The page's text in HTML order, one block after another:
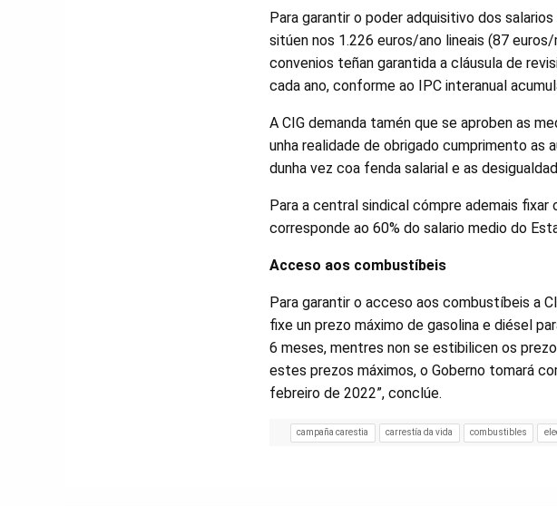
Para garantir o poder adquisitivo dos
sitúen nos 1.226 euros/ano lineais (87
convenios teñan garantida a cláusula de
cada ano, conforme ao IPC interanual
A CIG demanda tamén que se aproben as
unha realidade de obrigado cumprimento as
dunha vez coa fenda salarial e as
Para a central sindical cómpre ademais
corresponde ao 60% do salario medio do
Acceso aos combustíbeis
Para garantir o acceso aos combustíbeis a
fixe un prezo máximo de gasolina e diésel
6 meses, mentres non se estibilicen os
estes prezos máximos, o Goberno tomará
febreiro de 2022”, conclúe.
campaña carestia carrestía da vida combustibles